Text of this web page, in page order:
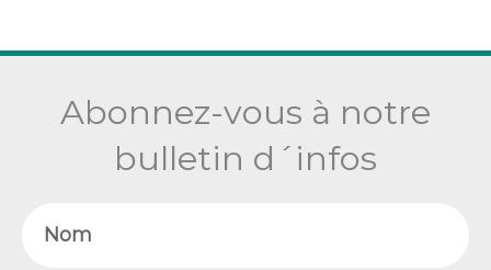
Abonnez-vous à notre
bulletin d´infos